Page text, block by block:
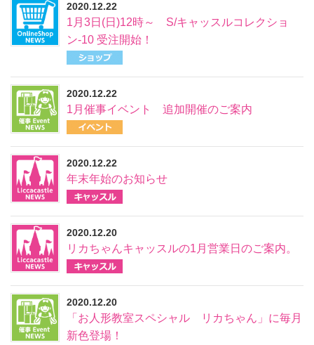
2020.12.22
1月3日(日)12時～ S/キャッスルコレクショ
ン-10 受注開始！
2020.12.22
1月催事イベント 追加開催のご案内
2020.12.22
年末年始のお知らせ
2020.12.20
リカちゃんキャッスルの1月営業日のご案内。
2020.12.20
「お人形教室スペシャル リカちゃん」に毎月
新色登場！